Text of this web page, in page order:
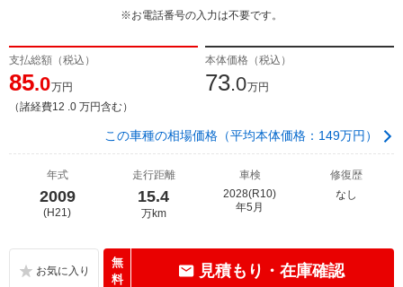
※お電話番号の入力は不要です。
支払総額（税込）
85.0万円
（諸経費12 .0 万円含む）
本体価格（税込）
73.0万円
この車種の相場価格（平均本体価格：149万円）
年式
2009
(H21)
走行距離
15.4
万km
車検
2028(R10)
年5月
修復歴
なし
無
料
見積もり・在庫確認